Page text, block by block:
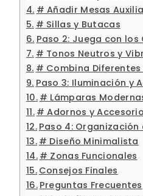
# Añadir Mesas
# Sillas y Butacas
Paso 2: Juega con
# Tonos Neutros y
# Combina Diferentes
Paso 3: Iluminación y
# Lámparas
# Adornos y
Paso 4: Organización
# Diseño Minimalista
# Zonas Funcionales
Consejos Finales
Preguntas Frecuentes